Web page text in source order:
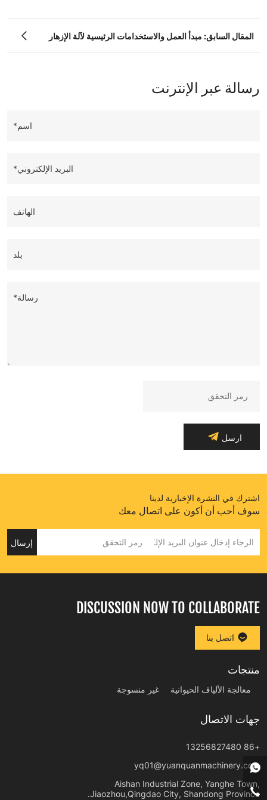
المقال السابق: مبدأ العمل والاستخدامات الرئيسية لآلة الإزهار
رسالة عبر الإنترنت
اسم*
البريد الإلكتروني*
الهاتف
بلد
رسالة*
ارسل
اشترك في النشرة الإخبارية لدينا
سوف أحب أن أكون على اتصال معك
إرسال
DISCUSSION NOW TO COLLABORATE
اتصل بنا
منتجات
معالجة الألياف الحيوانية غير منسوجة
جهات الاتصال
+86 13256827480
yq01@yuanquanmachinery.com
Aishan Industrial Zone, Yanghe Town,
Jiaozhou,Qingdao City, Shandong Province.